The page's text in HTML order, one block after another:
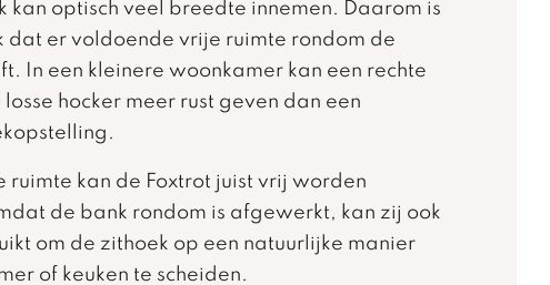
kan optisch veel breedte innemen. Daarom is
dat er voldoende vrije ruimte rondom de
In een kleinere woonkamer kan een rechte
losse hocker meer rust geven dan een
ruimte kan de Foxtrot juist vrij worden
de bank rondom is afgewerkt, kan zij ook
om de zithoek op een natuurlijke manier
of keuken te scheiden.